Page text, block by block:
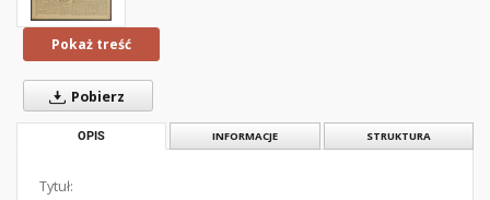
Pokaż treść
Pobierz
OPIS INFORMACJE STRUKTURA
Tytuł: